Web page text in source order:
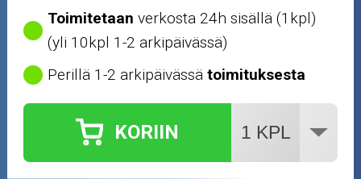
Öljyt ja kemikaalit
Työkalut
Toimitetaan verkosta 24h sisällä (1kpl)
(yli 10kpl 1-2 arkipäivässä)
Perillä 1-2 arkipäivässätoimituksesta
KORIIN